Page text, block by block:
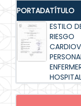
PORTADATÍTULO
ESTILO
RIESGO